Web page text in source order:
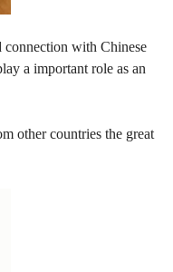
connection with Chinese
a important role as an
other countries the great